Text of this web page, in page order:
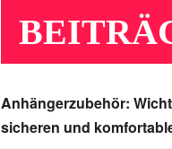
Anhängerzubehör:
sicheren und